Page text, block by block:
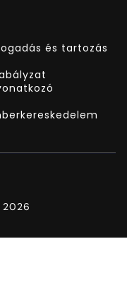
és tartozás
2026